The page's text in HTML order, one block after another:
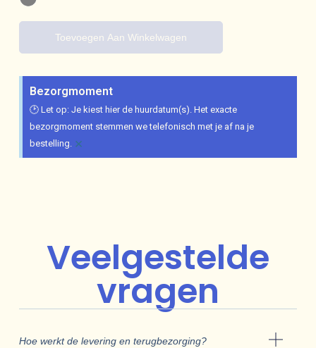
Toevoegen Aan Winkelwagen
Bezorgmoment
🕑 Let op: Je kiest hier de huurdatum(s). Het exacte
bezorgmoment stemmen we telefonisch met je af na je
bestelling. ×
Veelgestelde
vragen
Hoe werkt de levering en terugbezorging?